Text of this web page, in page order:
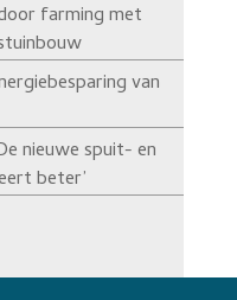
farming met
van
nieuwe spuit- en
beter’